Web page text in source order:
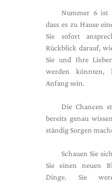
Nummer 6 ist
dass es zu Hause
Sie sofort
Rückblick darauf,
Sie und Ihre
werden könnten,
Anfang sein.
Die Chancen
bereits genau
ständig Sorgen
Schauen Sie
Sie einen neuen
Dinge. Sie